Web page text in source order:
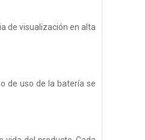
de visualización en alta
de uso de la batería se